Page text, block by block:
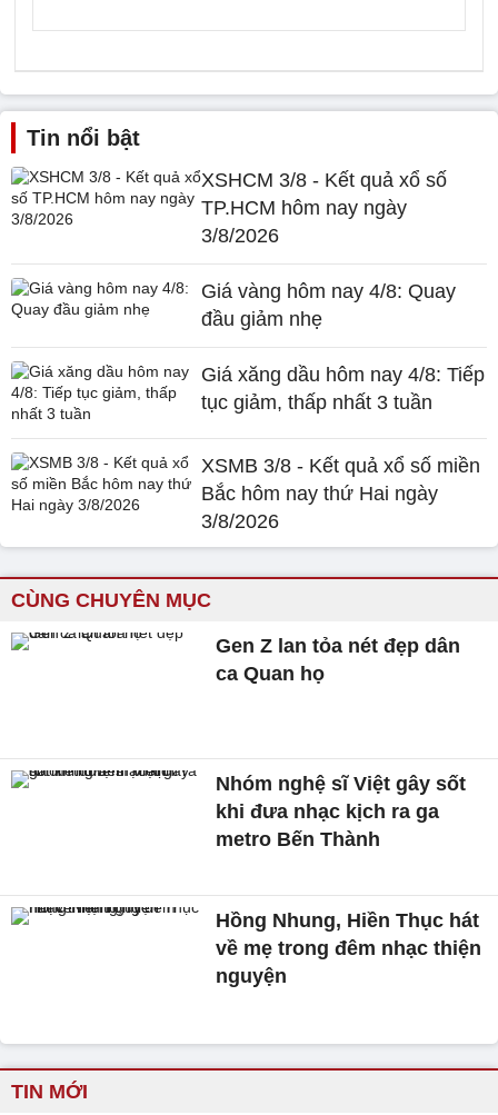
Tin nổi bật
XSHCM 3/8 - Kết quả xổ số
TP.HCM hôm nay ngày
3/8/2026
Giá vàng hôm nay 4/8: Quay
đầu giảm nhẹ
Giá xăng dầu hôm nay 4/8: Tiếp
tục giảm, thấp nhất 3 tuần
XSMB 3/8 - Kết quả xổ số miền
Bắc hôm nay thứ Hai ngày
3/8/2026
CÙNG CHUYÊN MỤC
Gen Z lan tỏa nét đẹp dân
ca Quan họ
Nhóm nghệ sĩ Việt gây sốt
khi đưa nhạc kịch ra ga
metro Bến Thành
Hồng Nhung, Hiền Thục hát
về mẹ trong đêm nhạc thiện
nguyện
TIN MỚI